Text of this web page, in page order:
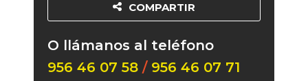
COMPARTIR
O llámanos al teléfono
956 46 07 58 / 956 46 07 71